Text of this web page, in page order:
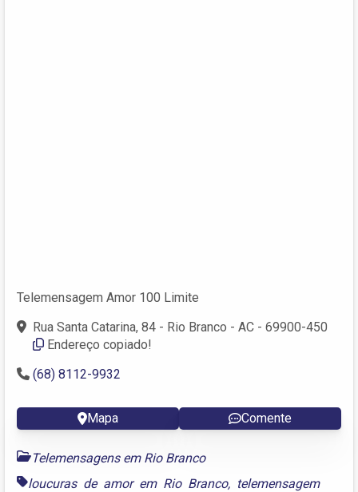
Telemensagem Amor 100 Limite
Rua Santa Catarina, 84 - Rio Branco - AC - 69900-450
Endereço copiado!
(68) 8112-9932
Mapa Comente
Telemensagens em Rio Branco
loucuras de amor em Rio Branco, telemensagem